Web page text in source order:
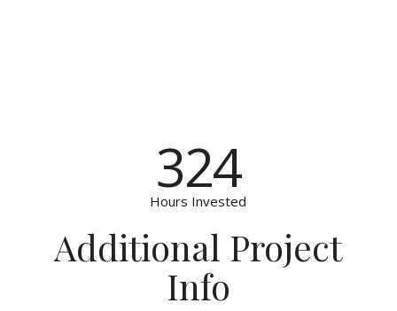
324
Hours Invested
Additional Project
Info